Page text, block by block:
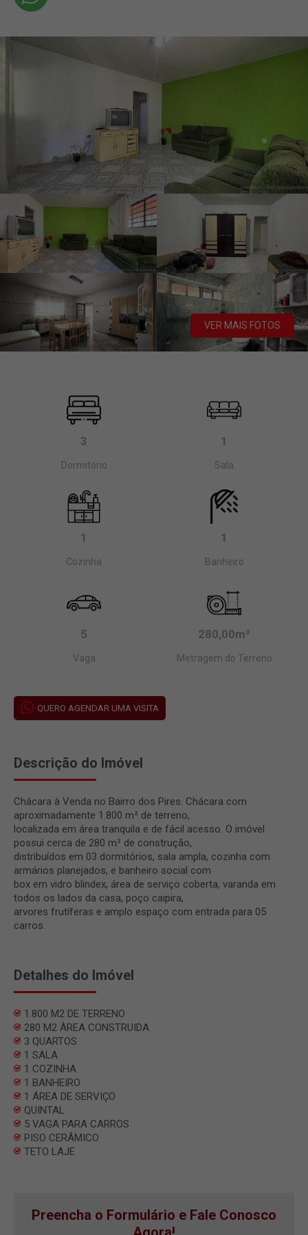
VER MAIS FOTOS
3
Dormitório
1
Sala
1
Cozinha
1
Banheiro
5
Vaga
280,00m²
Metragem do Terreno
QUERO AGENDAR UMA VISITA
Descrição do Imóvel
Chácara à Venda no Bairro dos Pires. Chácara com
aproximadamente 1.800 m² de terreno,
localizada em área tranquila e de fácil acesso. O imóvel
possui cerca de 280 m² de construção,
distribuídos em 03 dormitórios, sala ampla, cozinha com
armários planejados, e banheiro social com
box em vidro blindex, área de serviço coberta, varanda em
todos os lados da casa, poço caipira,
arvores frutíferas e amplo espaço com entrada para 05
carros.
Detalhes do Imóvel
1.800 M2 DE TERRENO
280 M2 ÀREA CONSTRUIDA
3 QUARTOS
1 SALA
1 COZINHA
1 BANHEIRO
1 ÁREA DE SERVIÇO
QUINTAL
5 VAGA PARA CARROS
PISO CERÂMICO
TETO LAJE
Preencha o Formulário e Fale Conosco